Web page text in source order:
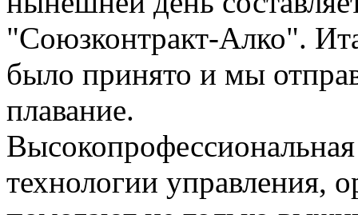
"Союзконтракт-Алко".
было принято и мы
плавание.
технологии управления,